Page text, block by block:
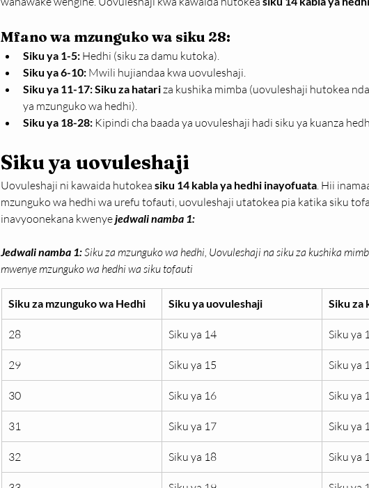
Mfano wa mzunguko wa siku 28:
Siku ya 1-5: Hedhi (siku za damu kutoka).
Siku ya 6-10: Mwili hujiandaa kwa uovuleshaji.
Siku ya 11-17:Siku za hatari za kushika mimba (uovuleshaji hutokea
ya mzunguko wa hedhi).
Siku ya 18-28: Kipindi cha baada ya uovuleshaji hadi siku ya kuanza
Siku ya uovuleshaji
Uovuleshaji ni kawaida hutokea siku 14 kabla ya hedhi inayofuata. Hii
mzunguko wa hedhi wa urefu tofauti, uovuleshaji utatokea pia katika siku
inavyoonekana kwenye jedwali namba 1:
Jedwali namba 1:Siku za mzunguko wa hedhi, Uovuleshaji na siku za kushika
mwenye mzunguko wa hedhi wa siku tofauti
Siku za mzunguko wa Hedhi Siku ya uovuleshaji Siku za
28 Siku ya 14 Siku ya
29 Siku ya 15 Siku ya
30 Siku ya 16 Siku ya
31 Siku ya 17 Siku ya
32 Siku ya 18 Siku ya